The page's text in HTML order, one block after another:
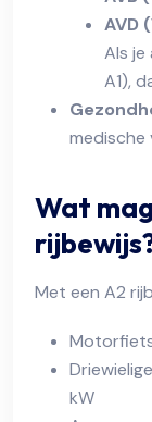
AVD
Als je
A1),
medische
Wat
Met een A2
kW